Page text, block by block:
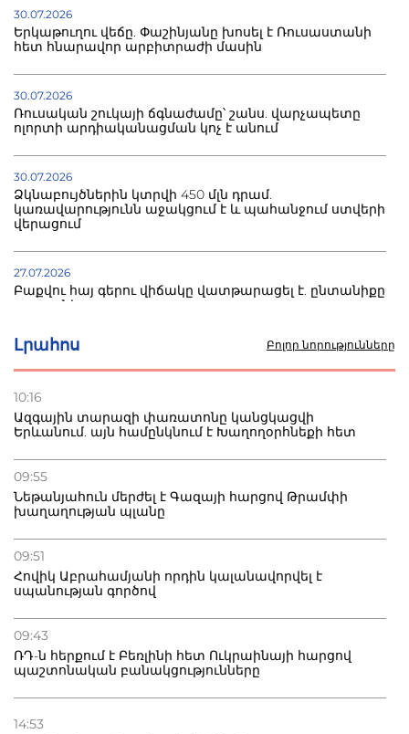
Լրահոս Բոլոր նորությունները
10:16
Ազգային տարազի փառատոնը կանցկացվի
Երևանում. այն համընկնում է Խաղողօրհնեքի հետ
09:55
Նեթանյահուն մերժել է Գազայի հարցով Թրամփի
խաղաղության պլանը
09:51
Հովիկ Աբրահամյանի որդին կալանավորվել է
սպանության գործով
09:43
ՌԴ-ն հերքում է Բեռլինի հետ Ուկրաինայի հարցով
պաշտոնական բանակցությունները
14:53
30.07.2026
Երկաթուղու վեճը. Փաշինյանը խոսել է Ռուսաստանի
հետ հնարավոր արբիտրաժի մասին
30.07.2026
Ռուսական շուկայի ճգնաժամը՝ շանս. վարչապետը
ոլորտի արդիականացման կոչ է անում
30.07.2026
Ձկնաբույծներին կտրվի 450 մլն դրամ.
կառավարությունն աջակցում է և պահանջում ստվերի
վերացում
27.07.2026
Բաքվու հայ գերու վիճակը վատթարացել է. ընտանիքը
լուր չունի
27.07.2026
Մ-17 աշխարհի առաջնությունը Բաքվում. 5 հայ ըմբիշ
22.07.2026
21.07.2026
բնակվել Ռուսաստանում